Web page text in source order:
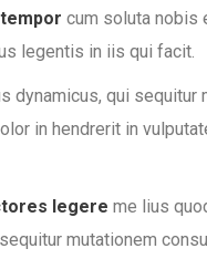
cum soluta nobis
legentis in iis qui facit.
qui sequitur
in hendrerit in
legere me lius
mutationem